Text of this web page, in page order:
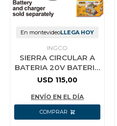
En montevideoLLEGA HOY
INGCO
SIERRA CIRCULAR A
BATERIA 20V BATERIA
P20S 165MM
SIN CARG SIN BA
USD 115,00
ENVÍO EN EL DÍA